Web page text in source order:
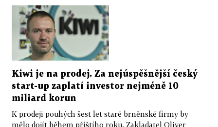
Kiwi je na prodej. Za nejúspěšnější český
start-up zaplatí investor nejméně 10
miliard korun
K prodeji pouhých šest let staré brněnské firmy by
mělo dojít během příštího roku. Zakladatel Oliver